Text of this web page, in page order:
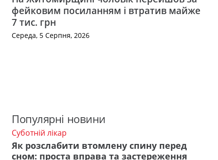
фейковим посиланням і втратив майже
7 тис. грн
Середа, 5 Серпня, 2026
Популярні новини
Суботній лікар
Як розслабити втомлену спину перед
сном: проста вправа та застереження